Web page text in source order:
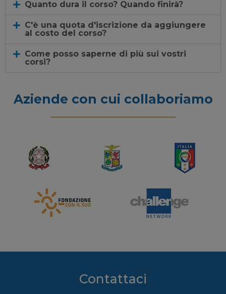
Quanto dura il corso? Quando finirà?
C'è una quota d'iscrizione da aggiungere
al costo del corso?
Come posso saperne di più sui vostri
corsi?
Aziende con cui collaboriamo
Contattaci